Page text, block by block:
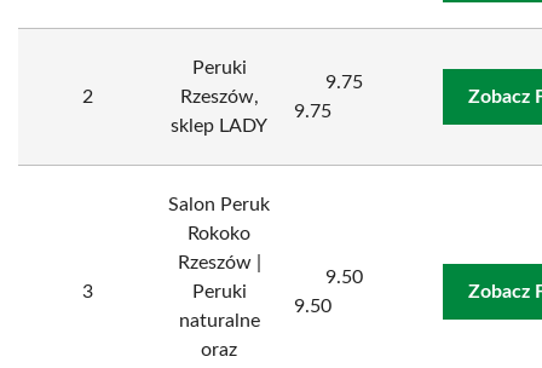
2
Peruki
Rzeszów,
sklep LADY
9.75
9.75
Zobacz
3
Salon Peruk
Rokoko
Rzeszów |
Peruki
naturalne
oraz
9.50
9.50
Zobacz